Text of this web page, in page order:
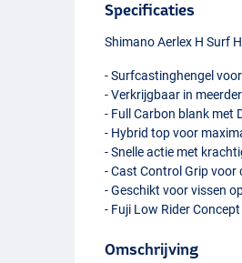
Specificaties
Shimano Aerlex H Surf
- Surfcastinghengel
- Verkrijgbaar in
- Full Carbon blank met
- Hybrid top voor
- Snelle actie met
- Cast Control Grip
- Geschikt voor vissen
- Fuji Low Rider
Omschrijving